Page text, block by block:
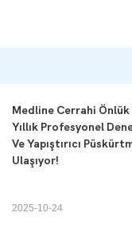
Medline Cerrahi Önlük
Yıllık Profesyonel
Ve Yapıştırıcı
Ulaşıyor!
2025-10-24